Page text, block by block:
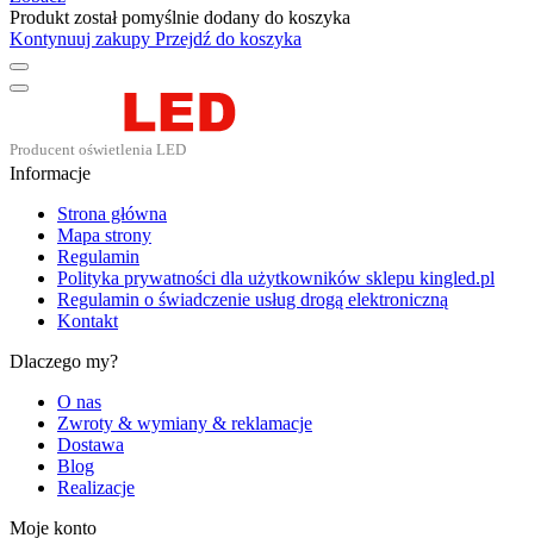
Produkt został pomyślnie dodany do koszyka
Kontynuuj zakupy Przejdź do koszyka
Informacje
Strona główna
Mapa strony
Regulamin
Polityka prywatności dla użytkowników sklepu kingled.pl
Regulamin o świadczenie usług drogą elektroniczną
Kontakt
Dlaczego my?
O nas
Zwroty & wymiany & reklamacje
Dostawa
Blog
Realizacje
Moje konto